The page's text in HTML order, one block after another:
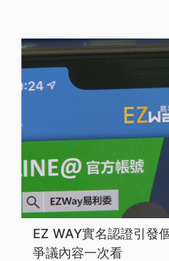
EZ WAY實名認證引發
爭議內容一次看